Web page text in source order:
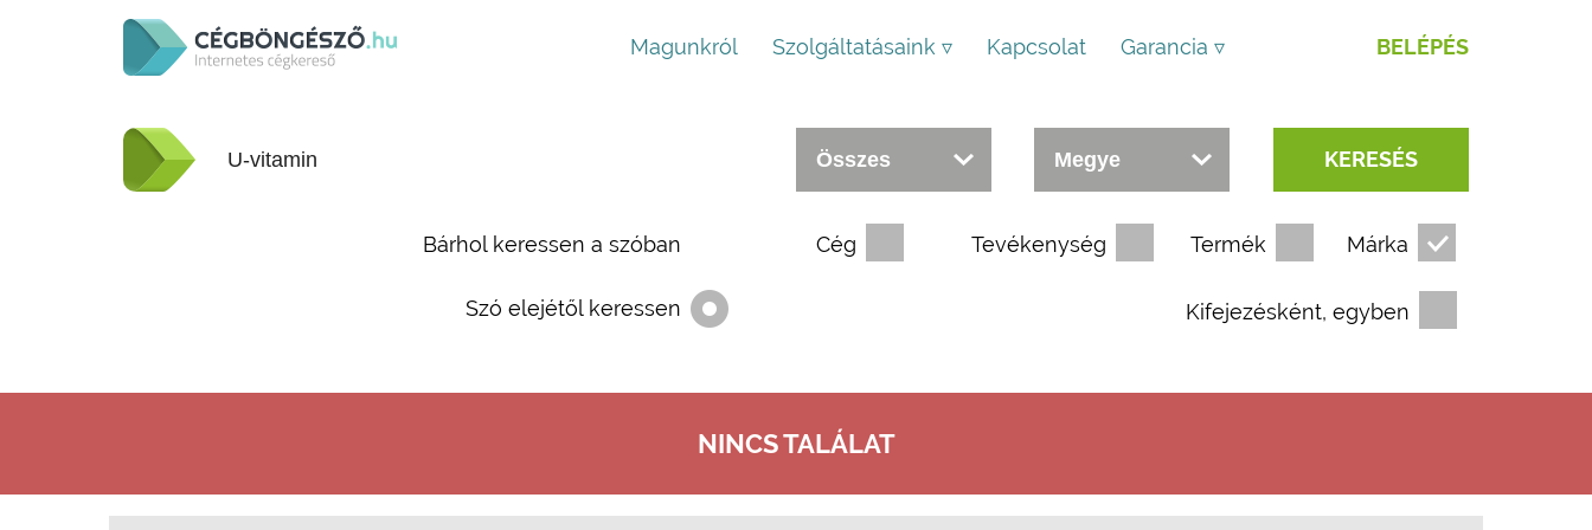
Magunkról Szolgáltatásaink ▿ Kapcsolat Garancia ▿ BELÉPÉS
KERESÉS
Bárhol keressen a szóban
Szó elejétől keressen
Cég Tevékenység Termék Márka
Kifejezésként, egyben
NINCS TALÁLAT